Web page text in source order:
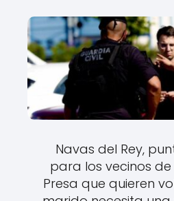
Navas del Rey,
para los vecinos
Presa que quieren